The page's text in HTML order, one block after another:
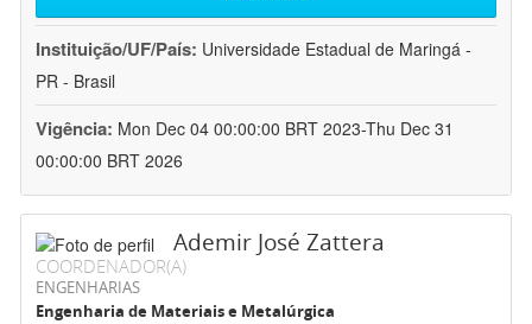
Instituição/UF/País: Universidade Estadual de Maringá -
PR - Brasil
Vigência: Mon Dec 04 00:00:00 BRT 2023-Thu Dec 31
00:00:00 BRT 2026
Ademir José Zattera
COORDENADOR(A)
ENGENHARIAS
Engenharia de Materiais e Metalúrgica